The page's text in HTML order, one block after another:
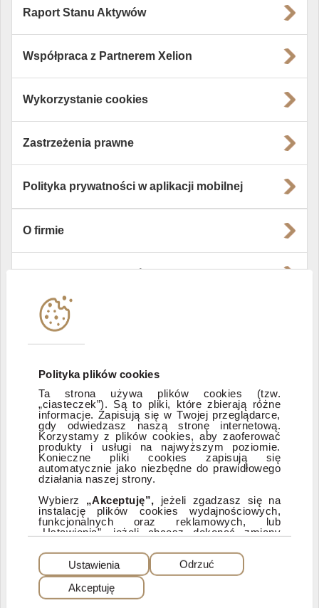
Polityka plików cookies
Ta strona używa plików cookies (tzw.
„ciasteczek”). Są to pliki, które zbierają różne
informacje. Zapisują się w Twojej przeglądarce,
gdy odwiedzasz naszą stronę internetową.
Korzystamy z plików cookies, aby zaoferować
produkty i usługi na najwyższym poziomie.
Konieczne pliki cookies zapisują się
automatycznie jako niezbędne do prawidłowego
działania naszej strony.
Wybierz „Akceptuję”, jeżeli zgadzasz się na
instalację plików cookies wydajnościowych,
funkcjonalnych oraz reklamowych, lub
„Ustawienia”, jeżeli chcesz dokonać zmiany
Dzięki plikom cookies możemy: udostępniać
nasz serwis, dostosowywać go do Twoich
preferencji, a także analizować, jakie strony
najczęściej odwiedzasz i z jakich stron do nas
Akceptuję
Ustawienia Odrzuć
Raport Stanu Aktywów
Współpraca z Partnerem Xelion
Wykorzystanie cookies
Zastrzeżenia prawne
Polityka prywatności w aplikacji mobilnej
O firmie
Instytucje współpracujące
Zastrzeżenia prawne
ESG
PEŁNA WERSJA SERWISU
© 2025 Dom Inwestycyjny Xelion sp. z o.o. Wszelkie prawa zastrzeżone. Dom